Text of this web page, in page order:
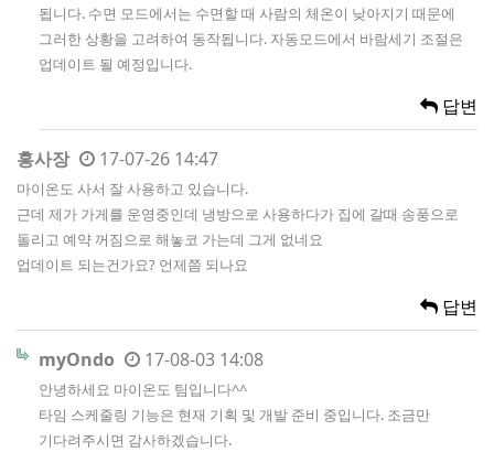
됩니다. 수면 모드에서는 수면할 때 사람의 체온이 낮아지기 때문에
그러한 상황을 고려하여 동작됩니다. 자동모드에서 바람세기 조절은
업데이트 될 예정입니다.
답변
홍사장 17-07-26 14:47
마이온도 사서 잘 사용하고 있습니다.
근데 제가 가게를 운영중인데 냉방으로 사용하다가 집에 갈때 송풍으로
돌리고 예약 꺼짐으로 해놓코 가는데 그게 없네요
업데이트 되는건가요? 언제쯤 되나요
답변
myOndo 17-08-03 14:08
안녕하세요 마이온도 팀입니다^^
타임 스케줄링 기능은 현재 기획 및 개발 준비 중입니다. 조금만
기다려주시면 감사하겠습니다.